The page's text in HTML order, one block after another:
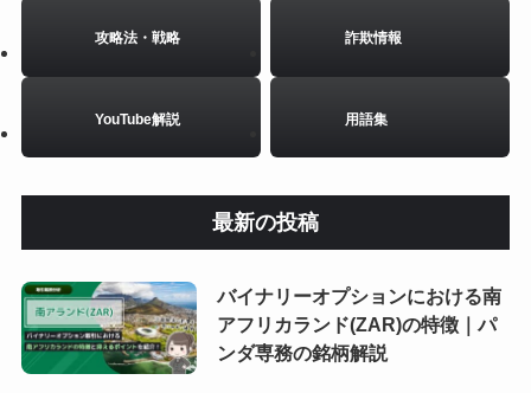
攻略法・戦略 詐欺情報
YouTube解説 用語集
最新の投稿
バイナリーオプションにおける南
アフリカランド(ZAR)の特徴｜パ
ンダ専務の銘柄解説